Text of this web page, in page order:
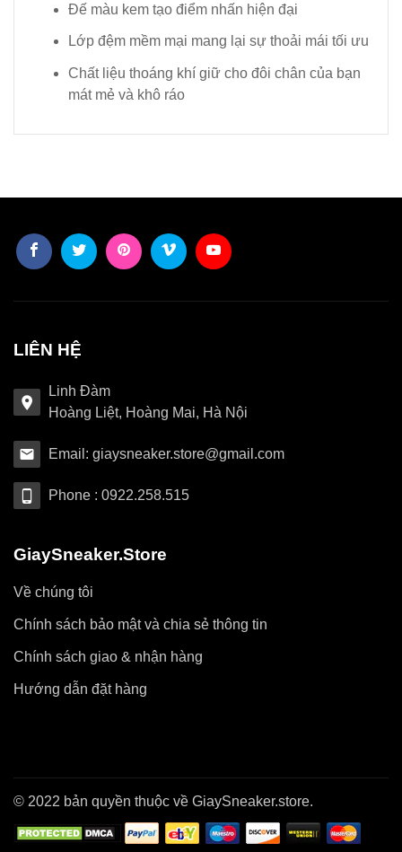
Đế màu kem tạo điểm nhấn hiện đại
Lớp đệm mềm mại mang lại sự thoải mái tối ưu
Chất liệu thoáng khí giữ cho đôi chân của bạn
mát mẻ và khô ráo
LIÊN HỆ
Linh Đàm
Hoàng Liệt, Hoàng Mai, Hà Nội
Email: giaysneaker.store@gmail.com
Phone : 0922.258.515
GiaySneaker.Store
Về chúng tôi
Chính sách bảo mật và chia sẻ thông tin
Chính sách giao & nhận hàng
Hướng dẫn đặt hàng
© 2022 bản quyền thuộc về GiaySneaker.store.